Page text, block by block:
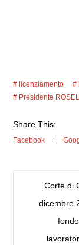
licenziamento
Presidente
Share This:
Facebook
Corte di
dicembre